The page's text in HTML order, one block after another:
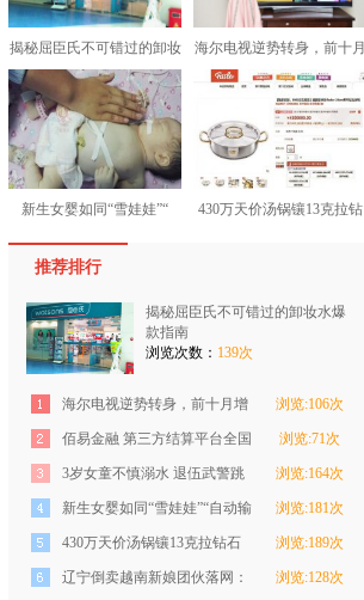
揭秘屈臣氏不可错过的卸妆 海尔电视逆势转身，前十月
新生女婴如同“雪娃娃”“ 430万天价汤锅镶13克拉钻
推荐排行
揭秘屈臣氏不可错过的卸妆水爆
款指南
浏览次数： 139次
海尔电视逆势转身，前十月增
幅远超行业
浏览:106次
佰易金融 第三方结算平台全国
启动新闻发布
浏览:71次
3岁女童不慎溺水 退伍武警跳
河救人悄然离开
浏览:164次
新生女婴如同“雪娃娃”“自动输
血”给了妈
浏览:181次
430万天价汤锅镶13克拉钻石
网友：背不起锅
浏览:189次
辽宁倒卖越南新娘团伙落网：
浏览:128次